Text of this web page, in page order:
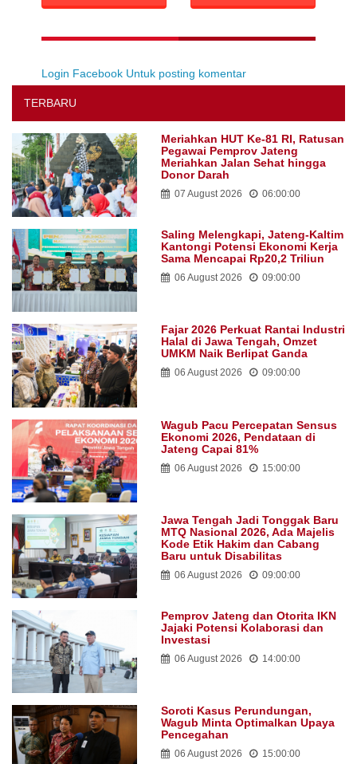
Login Facebook Untuk posting komentar
TERBARU
Meriahkan HUT Ke-81 RI, Ratusan
Pegawai Pemprov Jateng
Meriahkan Jalan Sehat hingga
Donor Darah
07 August 2026 06:00:00
Saling Melengkapi, Jateng-Kaltim
Kantongi Potensi Ekonomi Kerja
Sama Mencapai Rp20,2 Triliun
06 August 2026 09:00:00
Fajar 2026 Perkuat Rantai Industri
Halal di Jawa Tengah, Omzet
UMKM Naik Berlipat Ganda
06 August 2026 09:00:00
Wagub Pacu Percepatan Sensus
Ekonomi 2026, Pendataan di
Jateng Capai 81%
06 August 2026 15:00:00
Jawa Tengah Jadi Tonggak Baru
MTQ Nasional 2026, Ada Majelis
Kode Etik Hakim dan Cabang
Baru untuk Disabilitas
06 August 2026 09:00:00
Pemprov Jateng dan Otorita IKN
Jajaki Potensi Kolaborasi dan
Investasi
06 August 2026 14:00:00
Soroti Kasus Perundungan,
Wagub Minta Optimalkan Upaya
Pencegahan
06 August 2026 15:00:00